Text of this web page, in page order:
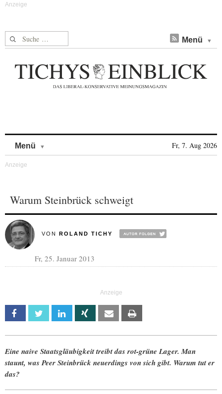
Suche nach: Menü
Menü Fr, 7. Aug 2026
Warum Steinbrück schweigt
VON ROLAND TICHY
Fr, 25. Januar 2013
Facebook Twitter Linkedin Xing Email
Eine naive Staatsgläubigkeit treibt das rot-grüne Lager. Man
staunt, was Peer Steinbrück neuerdings von sich gibt. Warum tut er
das?